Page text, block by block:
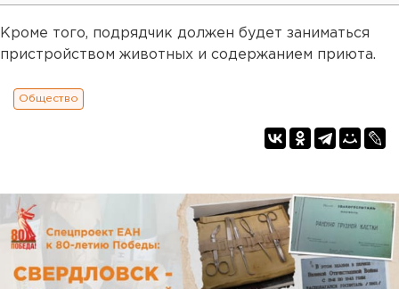
Кроме того, подрядчик должен будет заниматься
пристройством животных и содержанием приюта.
Общество